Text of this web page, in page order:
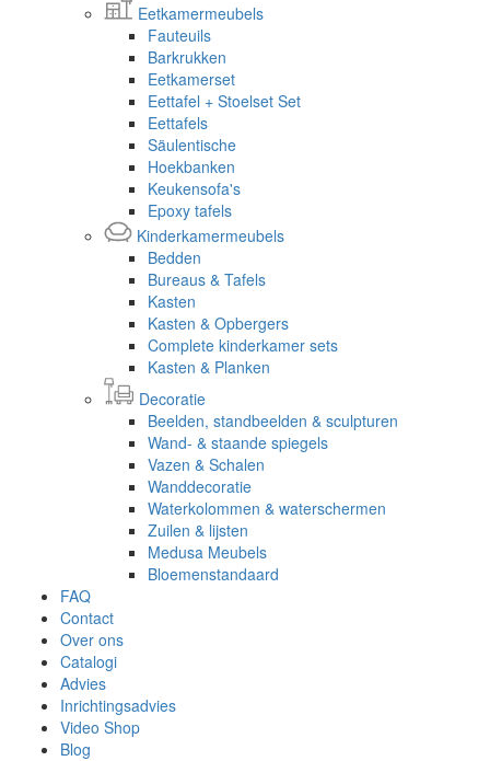
Eetkamermeubels
Fauteuils
Barkrukken
Eetkamerset
Eettafel + Stoelset Set
Eettafels
Säulentische
Hoekbanken
Keukensofa's
Epoxy tafels
Kinderkamermeubels
Bedden
Bureaus & Tafels
Kasten
Kasten & Opbergers
Complete kinderkamer sets
Kasten & Planken
Decoratie
Beelden, standbeelden & sculpturen
Wand- & staande spiegels
Vazen & Schalen
Wanddecoratie
Waterkolommen & waterschermen
Zuilen & lijsten
Medusa Meubels
Bloemenstandaard
FAQ
Contact
Over ons
Catalogi
Advies
Inrichtingsadvies
Video Shop
Blog